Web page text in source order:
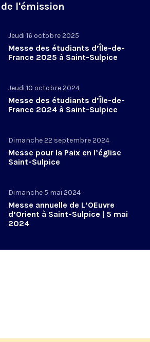
l'émission
Jeudi 16 octobre 2025
Messe des étudiants d’Île-de-
France 2025 à Saint-Sulpice
Jeudi 10 octobre 2024
Messe des étudiants d’Île-de-
France 2024 à Saint-Sulpice
Dimanche 22 septembre 2024
Messe pour la Paix en l’église
Saint-Sulpice
Dimanche 5 mai 2024
Messe annuelle de L’OEuvre
d’Orient à Saint-Sulpice | 5 mai
2024